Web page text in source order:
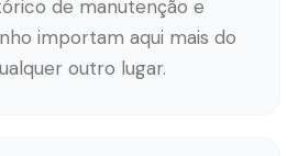
de manutenção e
importam aqui mais do
outro lugar.